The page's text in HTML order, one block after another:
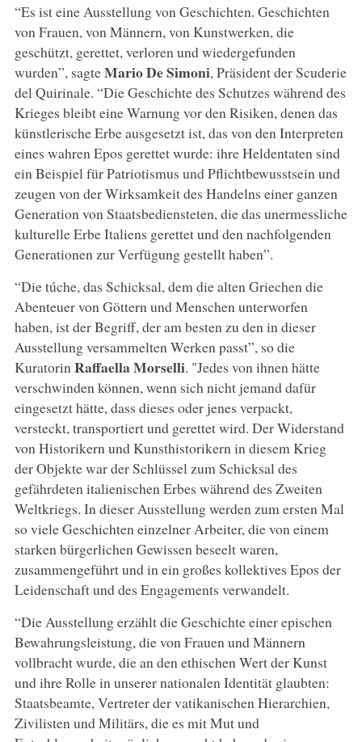
“Es ist eine Ausstellung von Geschichten. Geschichten
von Frauen, von Männern, von Kunstwerken, die
geschützt, gerettet, verloren und wiedergefunden
wurden”, sagteMario De Simoni, Präsident der Scuderie
del Quirinale. “Die Geschichte des Schutzes während des
Krieges bleibt eine Warnung vor den Risiken, denen das
künstlerische Erbe ausgesetzt ist, das von den Interpreten
eines wahren Epos gerettet wurde: ihre Heldentaten sind
ein Beispiel für Patriotismus und Pflichtbewusstsein und
zeugen von der Wirksamkeit des Handelns einer ganzen
Generation von Staatsbediensteten, die das unermessliche
kulturelle Erbe Italiens gerettet und den nachfolgenden
Generationen zur Verfügung gestellt haben”.
“Die túche, das Schicksal, dem die alten Griechen die
Abenteuer von Göttern und Menschen unterworfen
haben, ist der Begriff, der am besten zu den in dieser
Ausstellung versammelten Werken passt”, so die
KuratorinRaffaella Morselli. "Jedes von ihnen hätte
verschwinden können, wenn sich nicht jemand dafür
eingesetzt hätte, dass dieses oder jenes verpackt,
versteckt, transportiert und gerettet wird. Der Widerstand
von Historikern und Kunsthistorikern in diesem Krieg
der Objekte war der Schlüssel zum Schicksal des
gefährdeten italienischen Erbes während des Zweiten
Weltkriegs. In dieser Ausstellung werden zum ersten Mal
so viele Geschichten einzelner Arbeiter, die von einem
starken bürgerlichen Gewissen beseelt waren,
zusammengeführt und in ein großes kollektives Epos der
Leidenschaft und des Engagements verwandelt.
“Die Ausstellung erzählt die Geschichte einer epischen
Bewahrungsleistung, die von Frauen und Männern
vollbracht wurde, die an den ethischen Wert der Kunst
und ihre Rolle in unserer nationalen Identität glaubten:
Staatsbeamte, Vertreter der vatikanischen Hierarchien,
Zivilisten und Militärs, die es mit Mut und